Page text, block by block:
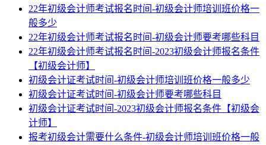
22年初级会计师考试报名时间-初级会计师培训班价格一
般多少
22年初级会计师考试报名时间-初级会计师要考哪些科目
22年初级会计师考试报名时间-2023初级会计师报名条件
【初级会计师】
初级会计证考试时间-初级会计师培训班价格一般多少
初级会计证考试时间-初级会计师要考哪些科目
初级会计证考试时间-2023初级会计师报名条件【初级会
计师】
报考初级会计需要什么条件-初级会计师培训班价格一般